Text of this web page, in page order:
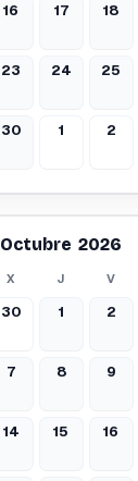
16 17 18
23 24 25
30 1 2
Octubre 2026
X J V
30 1 2
7 8 9
14 15 16